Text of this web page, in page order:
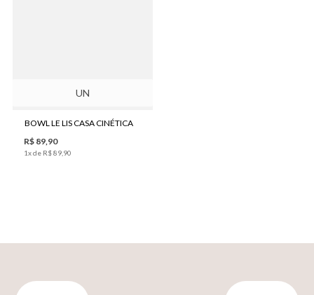
UN
BOWL LE LIS CASA CINÉTICA
R$ 89 90
1x de R$89 90